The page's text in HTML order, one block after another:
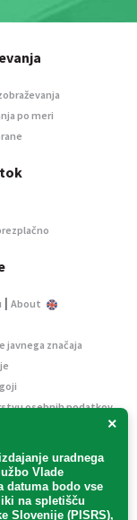
×
izdajanje uradnega
Vlade
datuma bodo vse
na spletišču
Slovenije (PISRS),
po meri
| About
javnega značaja
osebnih podatkov